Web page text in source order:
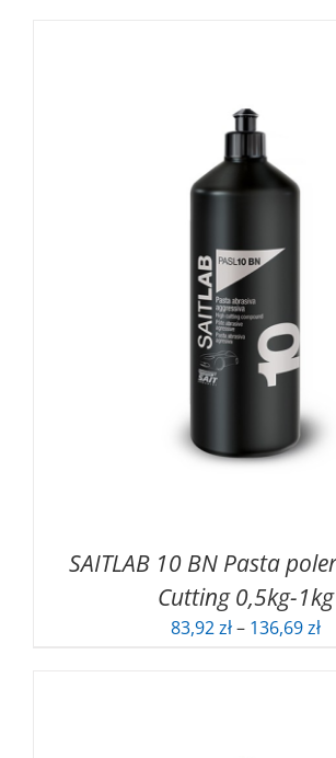
SAITLAB 10 BN Pasta
Cutting 0,5kg-1kg
83,92zł – 136,69zł